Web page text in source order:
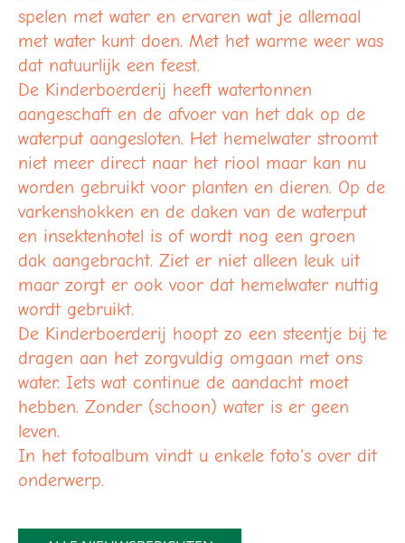
spelen met water en ervaren wat je allemaal
met water kunt doen. Met het warme weer was
dat natuurlijk een feest.
De Kinderboerderij heeft watertonnen
aangeschaft en de afvoer van het dak op de
waterput aangesloten. Het hemelwater stroomt
niet meer direct naar het riool maar kan nu
worden gebruikt voor planten en dieren. Op de
varkenshokken en de daken van de waterput
en insektenhotel is of wordt nog een groen
dak aangebracht. Ziet er niet alleen leuk uit
maar zorgt er ook voor dat hemelwater nuttig
wordt gebruikt.
De Kinderboerderij hoopt zo een steentje bij te
dragen aan het zorgvuldig omgaan met ons
water. Iets wat continue de aandacht moet
hebben. Zonder (schoon) water is er geen
leven.
In het fotoalbum vindt u enkele foto's over dit
onderwerp.